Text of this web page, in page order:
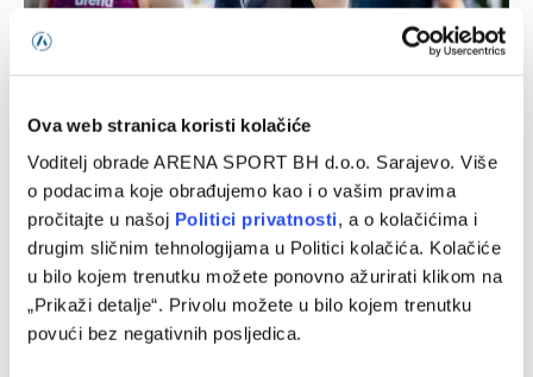
Ova web stranica koristi kolačiće
Voditelj obrade ARENA SPORT BH d.o.o. Sarajevo. Više
o podacima koje obrađujemo kao i o vašim pravima
pročitajte u našoj Politici privatnosti, a o kolačićima i
drugim sličnim tehnologijama u Politici kolačića. Kolačiće
u bilo kojem trenutku možete ponovno ažurirati klikom na
„Prikaži detalje“. Privolu možete u bilo kojem trenutku
povući bez negativnih posljedica.
05/08/2026